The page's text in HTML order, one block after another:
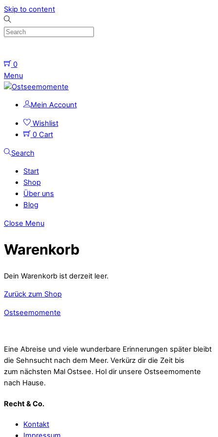
Skip to content
0
Menu
Mein Account
Wishlist
0 Cart
Search
Start
Shop
Über uns
Blog
Close Menu
Warenkorb
Dein Warenkorb ist derzeit leer.
Zurück zum Shop
Ostseemomente
Eine Abreise und viele wunderbare Erinnerungen später bleibt
die Sehnsucht nach dem Meer. Verkürz dir die Zeit bis
zum nächsten Mal Ostsee. Hol dir unsere Ostseemomente
nach Hause.
Recht & Co.
Kontakt